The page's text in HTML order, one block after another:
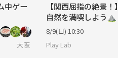
中ゲー
大阪
【関西屈指の絶景
自然を満喫しよう⛰️ 29歳以下限定(一
部除く)
8/9(日) 10:30
Play Lab